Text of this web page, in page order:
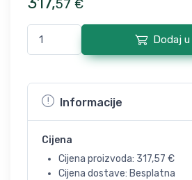
57 €
Dodaj
Informacije
Cijena
Cijena proizvoda: 317,57 €
Cijena dostave: Besplatna